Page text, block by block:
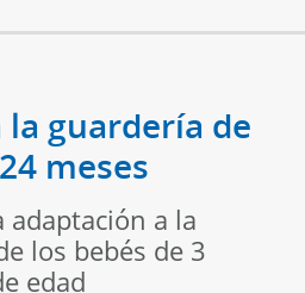
guardería de
meses
adaptación a la
los bebés de 3
edad